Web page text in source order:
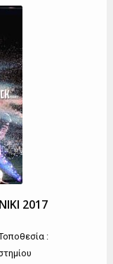
2017
: